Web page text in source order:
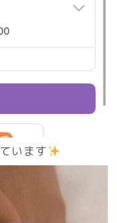
います